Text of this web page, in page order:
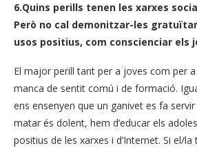
6.Quins perills tenen les xarxes
Però no cal demonitzar-les
usos positius, com conscienciar els
El major perill tant per a joves com per
manca de sentit comú i de formació.
ens ensenyen que un ganivet es fa
matar és dolent, hem d’educar els
positius de les xarxes i d’Internet. Si el/